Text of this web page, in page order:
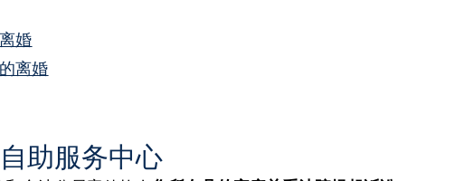
婚
离婚
助服务中心